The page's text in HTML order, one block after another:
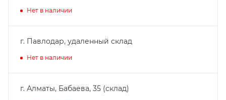
Нет в наличии
г. Павлодар, удаленный склад
Нет в наличии
г. Алматы, Бабаева, 35 (склад)